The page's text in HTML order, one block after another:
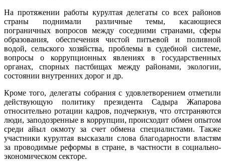
На протяжении работы курултая делегаты со всех районов
страны поднимали различные темы, касающиеся
пограничных вопросов между соседними странами, сферы
образования, обеспечения чистой питьевой и поливной
водой, сельского хозяйства, проблемы в судебной системе,
вопросы о коррупционных явлениях в государственных
органах, спорных пастбищах между районами, экологии,
состоянии внутренних дорог и др.
Кроме того, делегаты собрания с удовлетворением отметили
действующую политику президента Садыра Жапарова
относительно ротации кадров, подчеркнув, что отстраняются
люди, заподозренные в коррупции, происходит обмен опытом
среди айыл окмоту за счет обмена специалистами. Также
участники курултая высказали слова благодарности властям
за проводимые реформы в стране, в частности в социально-
экономическом секторе.